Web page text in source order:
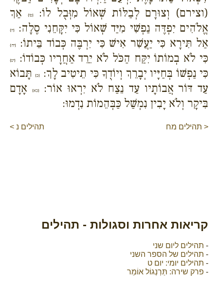
(וצירם) וְצוּרָם לְבַלּוֹת שְׁאוֹל מִזְּבֻל לוֹ:{טז}
אַךְ
אֱלֹהִים יִפְדֶּה נַפְשִׁי מִיַּד שְׁאוֹל כִּי יִקָּחֵנִי סֶלָה:
{יז}
אַל תִּירָא כִּי יַעֲשִׁר אִישׁ כִּי יִרְבֶּה כְּבוֹד בֵּיתוֹ: {יח}
כִּי לֹא בְמוֹתוֹ יִקַּח הַכֹּל לֹא יֵרֵד אַחֲרָיו כְּבוֹדוֹ: {יט}
כִּי נַפְשׁוֹ בְּחַיָּיו יְבָרֵךְ וְיוֹדֻךָ כִּי תֵיטִיב לָךְ: {כ}תָּבוֹא
עַד דּוֹר אֲבוֹתָיו עַד נֵצַח לֹא יִרְאוּ אוֹר:{כא}
אָדָם
בִּיקָר וְלֹא יָבִין נִמְשַׁל כַּבְּהֵמוֹת נִדְמוּ:
< תהילים מח תהילים נ >
קריאות אחרות וסגולות - תהילים
- תהילים ליום שני
- תהילים של הספר השני
- תהילים יומי: יום ט
- פרק שירה: תַּרְנְגוֹל אוֹמֵר